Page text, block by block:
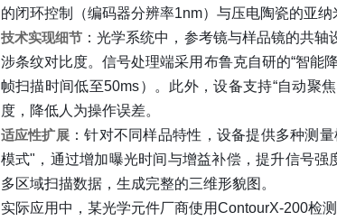
的闭环控制（编码器分辨率1nm）与压电陶瓷的亚纳
技术实现细节 ：光学系统中，参考镜与样品镜的共
涉条纹对比度。信号处理端采用布鲁克自研的“智
帧扫描时间低至50ms）。此外，设备支持“自动聚
度，降低人为操作误差。
适应性扩展 ：针对不同样品特性，设备提供多种测
模式"，通过增加曝光时间与增益补偿，提升信号
多区域扫描数据，生成完整的三维形貌图。
实际应用中，某光学元件厂商使用ContourX-200检